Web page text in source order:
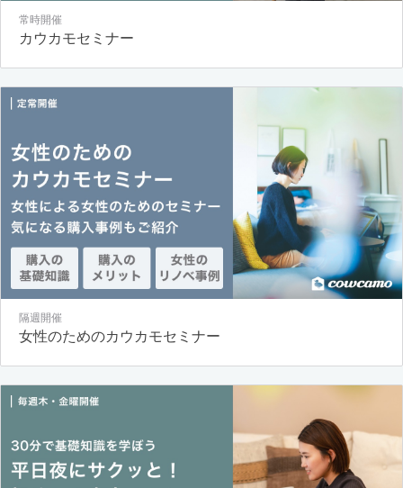
常時開催
カウカモセミナー
隔週開催
女性のためのカウカモセミナー